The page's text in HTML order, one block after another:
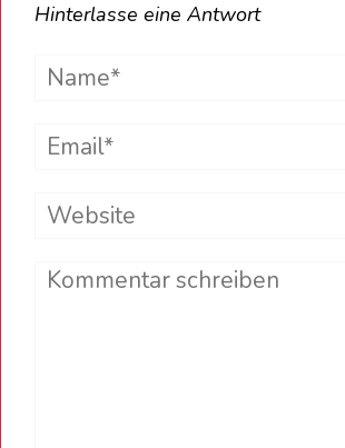
Hinterlasse eine Antwort
Name*
Email*
Website
Comment